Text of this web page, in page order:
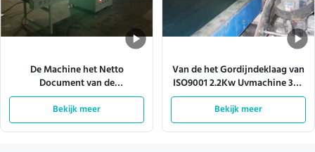
De Machine het Netto
Document van de
gordijndeklaag bezoek van de
Breedtefabriek
Bekijk meer
Van de het Gordijndeklaag van
ISO9001 2.2Kw Uvmachine 304
Roestvrij staalplaat
Bekijk meer